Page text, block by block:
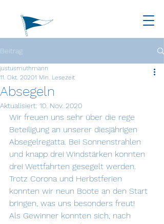
Beitrag
Absegeln
justusmuthmann
11. Okt. 20201 Min. Lesezeit
Aktualisiert: 10. Nov. 2020
Wir freuen uns sehr über die rege
Beteiligung an unserer diesjährigen
Absegelregatta. Bei Sonnenstrahlen
und knapp drei Windstärken konnten
drei Wettfahrten gesegelt werden.
Trotz Corona und Herbstferien
konnten wir neun Boote an den Start
bringen, was uns besonders freut!
Als Gewinner konnten sich, nach